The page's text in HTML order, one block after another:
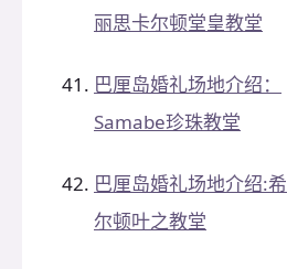
丽思卡尔顿堂皇教堂
巴厘岛婚礼场地介绍：
Samabe珍珠教堂
巴厘岛婚礼场地介绍:希
尔顿叶之教堂